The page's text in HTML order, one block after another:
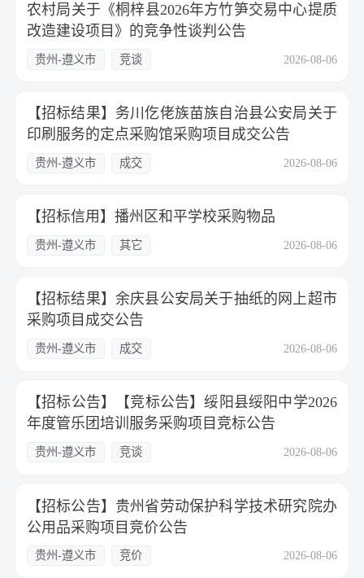
农村局关于《桐梓县2026年方竹笋交易中心提质
改造建设项目》的竞争性谈判公告
贵州-遵义市 竞谈 2026-08-06
【招标结果】务川仡佬族苗族自治县公安局关于
印刷服务的定点采购馆采购项目成交公告
贵州-遵义市 成交 2026-08-06
【招标信用】播州区和平学校采购物品
贵州-遵义市 其它 2026-08-06
【招标结果】余庆县公安局关于抽纸的网上超市
采购项目成交公告
贵州-遵义市 成交 2026-08-06
【招标公告】【竞标公告】绥阳县绥阳中学2026
年度管乐团培训服务采购项目竞标公告
贵州-遵义市 竞谈 2026-08-06
【招标公告】贵州省劳动保护科学技术研究院办
公用品采购项目竞价公告
贵州-遵义市 竞价 2026-08-06